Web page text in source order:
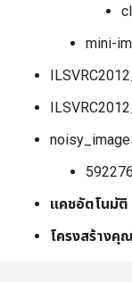
mini-
แคชอัตโนมัติ
โครงสร้างคุ